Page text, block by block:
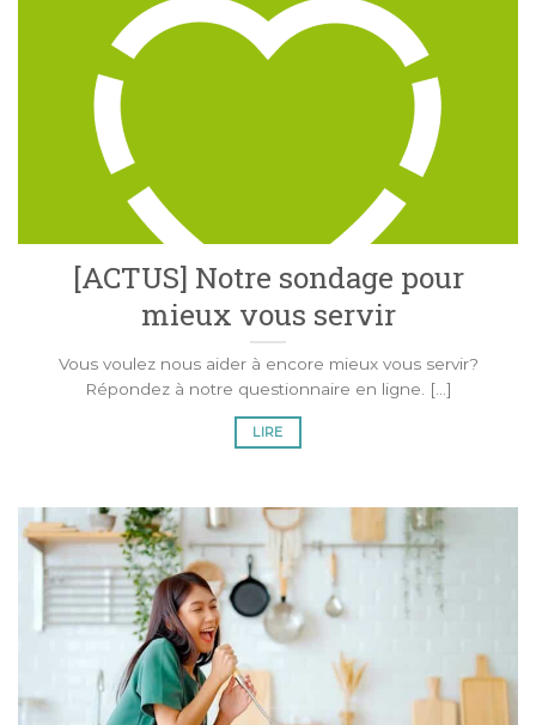
[ACTUS] Notre sondage pour
mieux vous servir
Vous voulez nous aider à encore mieux vous servir?
Répondez à notre questionnaire en ligne. [...]
LIRE